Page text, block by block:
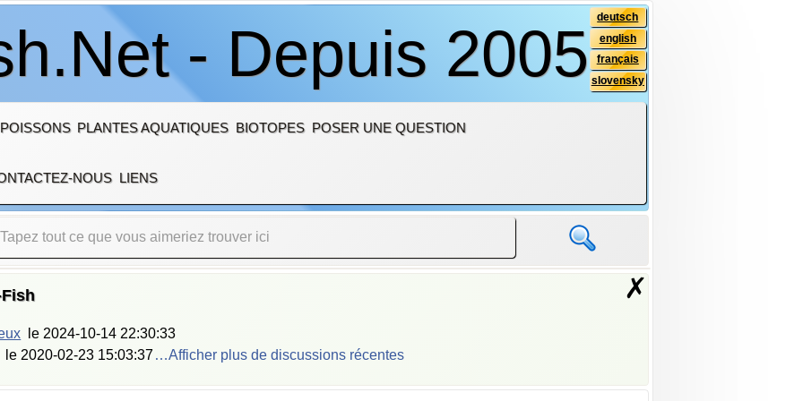
- Depuis 2005
deutsch
english
français
slovensky
PLANTES AQUATIQUES BIOTOPES POSER UNE QUESTION
NOUS LIENS
✗
le 2024-10-14 22:30:33
le 2020-02-23 15:03:37…Afficher plus de discussions récentes